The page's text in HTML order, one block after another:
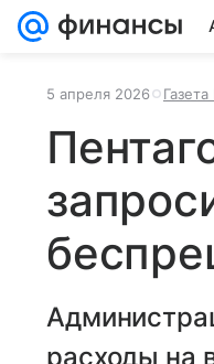
5 апреля 2026
расходы на